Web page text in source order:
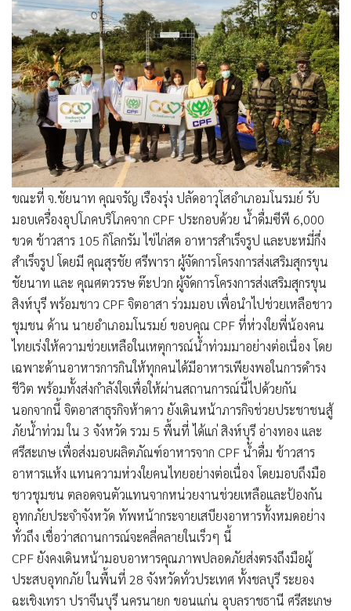
ขณะที่ จ.ชัยนาท คุณจรัญ เรืองรุ่ง ปลัดอาวุโสอำเภอมโนรมย์ รับ
มอบเครื่องอุปโภคบริโภคจาก CPF ประกอบด้วย น้ำดื่มซีพี 6,000
ขวด ข้าวสาร 105 กิโลกรัม ไข่ไก่สด อาหารสำเร็จรูป และบะหมี่กึ่ง
สำเร็จรูป โดยมี คุณสุรชัย ศรีพารา ผู้จัดการโครงการส่งเสริมสุกรขุน
ชัยนาท และ คุณศตวรรษ ต๊ะปวก ผู้จัดการโครงการส่งเสริมสุกรขุน
สิงห์บุรี พร้อมชาว CPF จิตอาสา ร่วมมอบ เพื่อนำไปช่วยเหลือชาว
ชุมชน ด้าน นายอำเภอมโนรมย์ ขอบคุณ CPF ที่ห่วงใยพี่น้องคน
ไทยเร่งให้ความช่วยเหลือในเหตุการณ์น้ำท่วมมาอย่างต่อเนื่อง โดย
เฉพาะด้านอาหารการกินให้ทุกคนได้มีอาหารเพียงพอในการดำรง
ชีวิต พร้อมทั้งส่งกำลังใจเพื่อให้ผ่านสถานการณ์นี้ไปด้วยกัน
นอกจากนี้ จิตอาสาธุรกิจห้าดาว ยังเดินหน้าภารกิจช่วยประชาชนสู้
ภัยน้ำท่วม ใน 3 จังหวัด รวม 5 พื้นที่ ได้แก่ สิงห์บุรี อ่างทอง และ
ศรีสะเกษ เพื่อส่งมอบผลิตภัณฑ์อาหารจาก CPF น้ำดื่ม ข้าวสาร
อาหารแห้ง แทนความห่วงใยคนไทยอย่างต่อเนื่อง โดยมอบถึงมือ
ชาวชุมชน ตลอดจนตัวแทนจากหน่วยงานช่วยเหลือและป้องกัน
อุทกภัยประจำจังหวัด ทัพหน้ากระจายเสบียงอาหารทั้งหมดอย่าง
ทั่วถึง เชื่อว่าสถานการณ์จะคลี่คลายในเร็วๆ นี้
CPF ยังคงเดินหน้ามอบอาหารคุณภาพปลอดภัยส่งตรงถึงมือผู้
ประสบอุทกภัย ในพื้นที่ 28 จังหวัดทั่วประเทศ ทั้งชลบุรี ระยอง
ฉะเชิงเทรา ปราจีนบุรี นครนายก ขอนแก่น อุบลราชธานี ศรีสะเกษ